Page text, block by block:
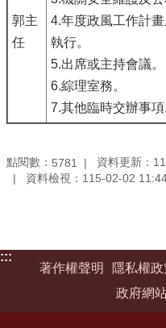
郭主
任
4.年度政風工作計
執行。
5.出席或主持會議。
6.綜理室務。
7.其他臨時交辦事項
點閱數： 5781
資料更新：
資料檢視：115-02-02
:::
著作權聲明
隱私權
政府網